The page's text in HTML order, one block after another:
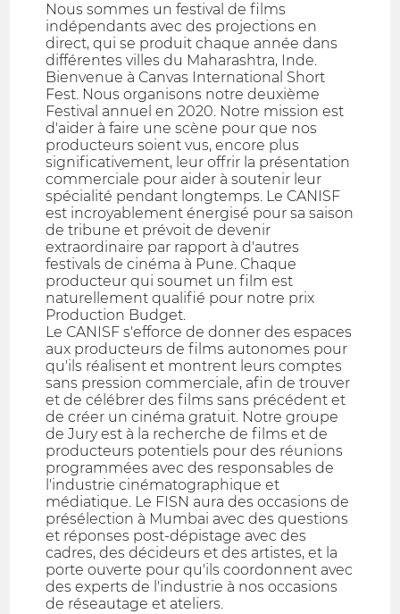
Nous sommes un festival de films
indépendants avec des projections en
direct, qui se produit chaque année dans
différentes villes du Maharashtra, Inde.
Bienvenue à Canvas International Short
Fest. Nous organisons notre deuxième
Festival annuel en 2020. Notre mission est
d'aider à faire une scène pour que nos
producteurs soient vus, encore plus
significativement, leur offrir la présentation
commerciale pour aider à soutenir leur
spécialité pendant longtemps. Le CANISF
est incroyablement énergisé pour sa saison
de tribune et prévoit de devenir
extraordinaire par rapport à d'autres
festivals de cinéma à Pune. Chaque
producteur qui soumet un film est
naturellement qualifié pour notre prix
Production Budget.
Le CANISF s'efforce de donner des espaces
aux producteurs de films autonomes pour
qu'ils réalisent et montrent leurs comptes
sans pression commerciale, afin de trouver
et de célébrer des films sans précédent et
de créer un cinéma gratuit. Notre groupe
de Jury est à la recherche de films et de
producteurs potentiels pour des réunions
programmées avec des responsables de
l'industrie cinématographique et
médiatique. Le FISN aura des occasions de
présélection à Mumbai avec des questions
et réponses post-dépistage avec des
cadres, des décideurs et des artistes, et la
porte ouverte pour qu'ils coordonnent avec
des experts de l'industrie à nos occasions
de réseautage et ateliers.